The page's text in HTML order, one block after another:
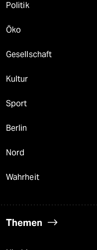
Politik
Öko
Gesellschaft
Kultur
Sport
Berlin
Nord
Wahrheit
Themen